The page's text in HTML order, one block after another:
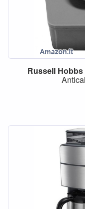
Russell Hobbs